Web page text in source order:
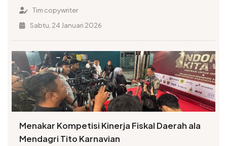
Tim copywriter
Sabtu, 24 Januari 2026
Menakar Kompetisi Kinerja Fiskal Daerah ala
Mendagri Tito Karnavian